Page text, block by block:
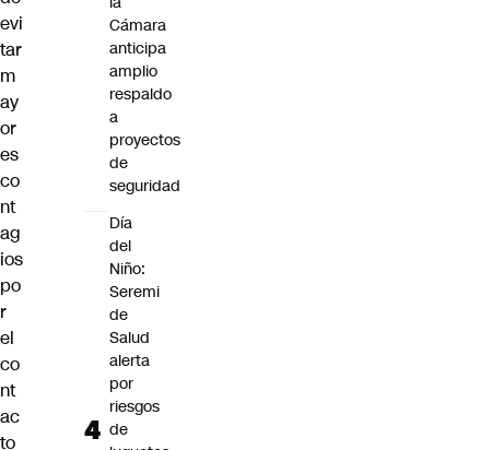
evi
tar
m
ay
or
es
co
nt
ag
ios
po
r
el
co
nt
ac
to
Cámara
anticipa
amplio
respaldo
a
proyectos
de
seguridad
Día
del
Niño:
Seremi
de
Salud
alerta
por
riesgos
de